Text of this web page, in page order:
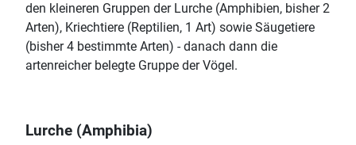
den kleineren Gruppen der Lurche (Amphibien, bisher 2
Arten), Kriechtiere (Reptilien, 1 Art) sowie Säugetiere
(bisher 4 bestimmte Arten) - danach dann die
artenreicher belegte Gruppe der Vögel.
Lurche (Amphibia)